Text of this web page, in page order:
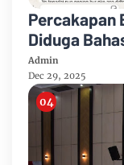
Percakapan
Diduga
Dukung
Admin
Dec 29, 2025